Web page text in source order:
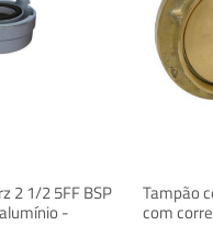
2 1/2 5FF BSP
-
Tampão
com